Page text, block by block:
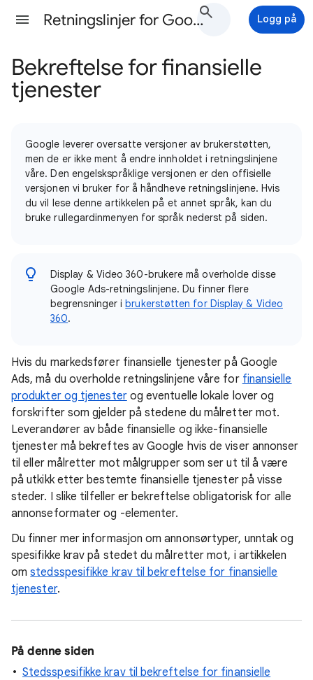
Retningslinjer for Google Ads-annonsering Hjelp Logg på
Bekreftelse for finansielle
tjenester
Google leverer oversatte versjoner av brukerstøtten,
men de er ikke ment å endre innholdet i retningslinjene
våre. Den engelskspråklige versjonen er den offisielle
versjonen vi bruker for å håndheve retningslinjene. Hvis
du vil lese denne artikkelen på et annet språk, kan du
bruke rullegardinmenyen for språk nederst på siden.
Display & Video 360-brukere må overholde disse
Google Ads-retningslinjene. Du finner flere
begrensninger ibrukerstøtten for Display & Video
360.
Hvis du markedsfører finansielle tjenester på Google
Ads, må du overholde retningslinjene våre for finansielle
produkter og tjenesterog eventuelle lokale lover og
forskrifter som gjelder på stedene du målretter mot.
Leverandører av både finansielle og ikke-finansielle
tjenester må bekreftes av Google hvis de viser annonser
til eller målretter mot målgrupper som ser ut til å være
på utkikk etter bestemte finansielle tjenester på visse
steder. I slike tilfeller er bekreftelse obligatorisk for alle
annonseformater og -elementer.
Du finner mer informasjon om annonsørtyper, unntak og
spesifikke krav på stedet du målretter mot, i artikkelen
omstedsspesifikke krav til bekreftelse for finansielle
tjenester.
På denne siden
Stedsspesifikke krav til bekreftelse for finansielle